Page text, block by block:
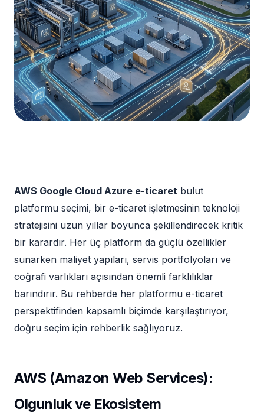
AWS Google Cloud Azure e-ticaret bulut
platformu seçimi, bir e-ticaret işletmesinin teknoloji
stratejisini uzun yıllar boyunca şekillendirecek kritik
bir karardır. Her üç platform da güçlü özellikler
sunarken maliyet yapıları, servis portfolyoları ve
coğrafi varlıkları açısından önemli farklılıklar
barındırır. Bu rehberde her platformu e-ticaret
perspektifinden kapsamlı biçimde karşılaştırıyor,
doğru seçim için rehberlik sağlıyoruz.
AWS (Amazon Web Services):
Olgunluk ve Ekosistem